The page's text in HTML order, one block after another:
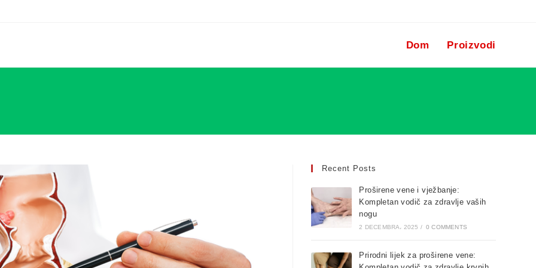
Dom Proizvodi
Recent Posts
Proširene vene i vježbanje:
Kompletan vodič za zdravlje vaših
nogu
2 DECEMBRA، 2025 / 0 COMMENTS
Prirodni lijek za proširene vene: